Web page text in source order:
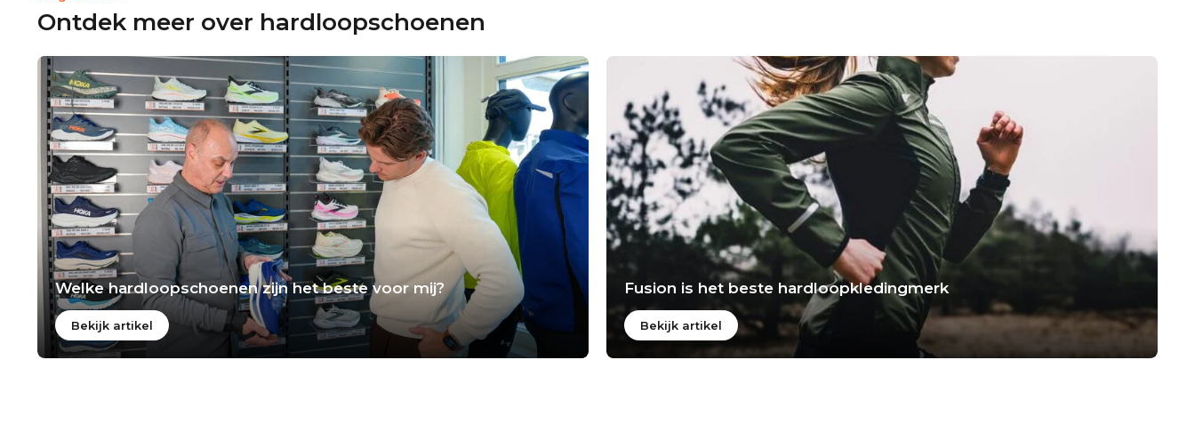
Ontdek meer over hardloopschoenen
Welke hardloopschoenen zijn het beste voor mij?
Bekijk artikel
Fusion is het beste hardloopkledingmerk
Bekijk artikel